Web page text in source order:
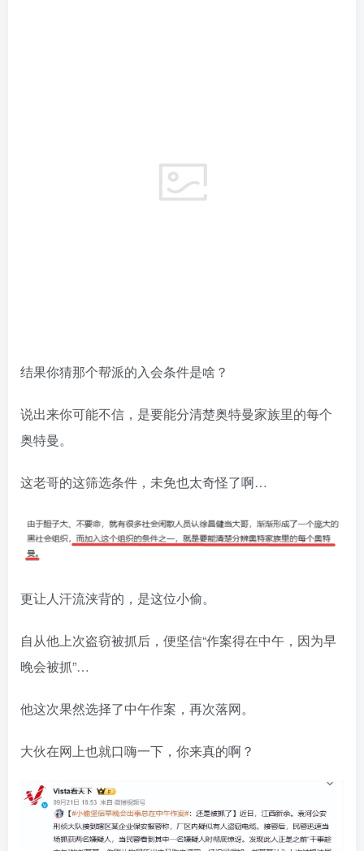
结果你猜那个帮派的入会条件是啥？
说出来你可能不信，是要能分清楚奥特曼家族里的每个
奥特曼。
这老哥的这筛选条件，未免也太奇怪了啊…
更让人汗流浃背的，是这位小偷。
自从他上次盗窃被抓后，便坚信“作案得在中午，因为早
晚会被抓”…
他这次果然选择了中午作案，再次落网。
大伙在网上也就口嗨一下，你来真的啊？